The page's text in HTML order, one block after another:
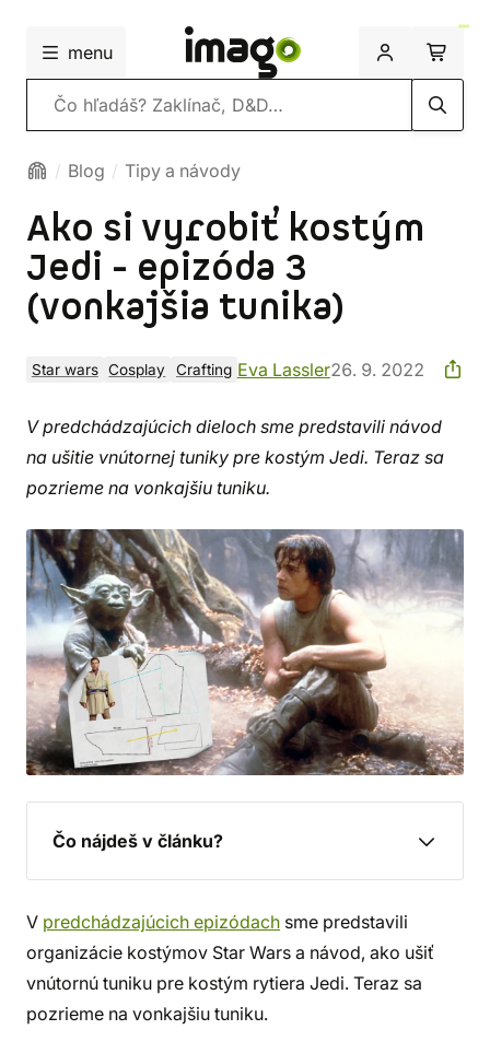
menu
Vyhľadávanie
Blog Tipy a návody
Ako si vyrobiť kostým
Jedi - epizóda 3
(vonkajšia tunika)
Star wars Cosplay Crafting Eva Lassler26. 9. 2022
V predchádzajúcich dieloch sme predstavili návod
na ušitie vnútornej tuniky pre kostým Jedi. Teraz sa
pozrieme na vonkajšiu tuniku.
Čo nájdeš v článku?
V predchádzajúcich epizódach sme predstavili
organizácie kostýmov Star Wars a návod, ako ušiť
vnútornú tuniku pre kostým rytiera Jedi. Teraz sa
pozrieme na vonkajšiu tuniku.